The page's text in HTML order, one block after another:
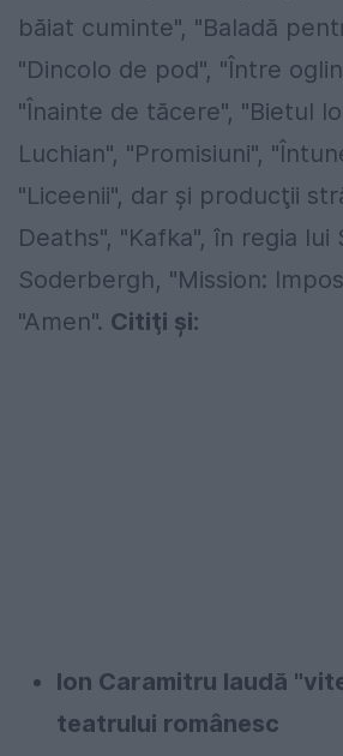
băiat cuminte", "Baladă
"Dincolo de pod", "Între
"Înainte de tăcere", "Bietul
Luchian", "Promisiuni",
"Liceenii", dar şi producţii
Deaths", "Kafka", în regia lui
Soderbergh, "Mission:
"Amen". Citiţi şi:
Ion Caramitru laudă
teatrului românesc